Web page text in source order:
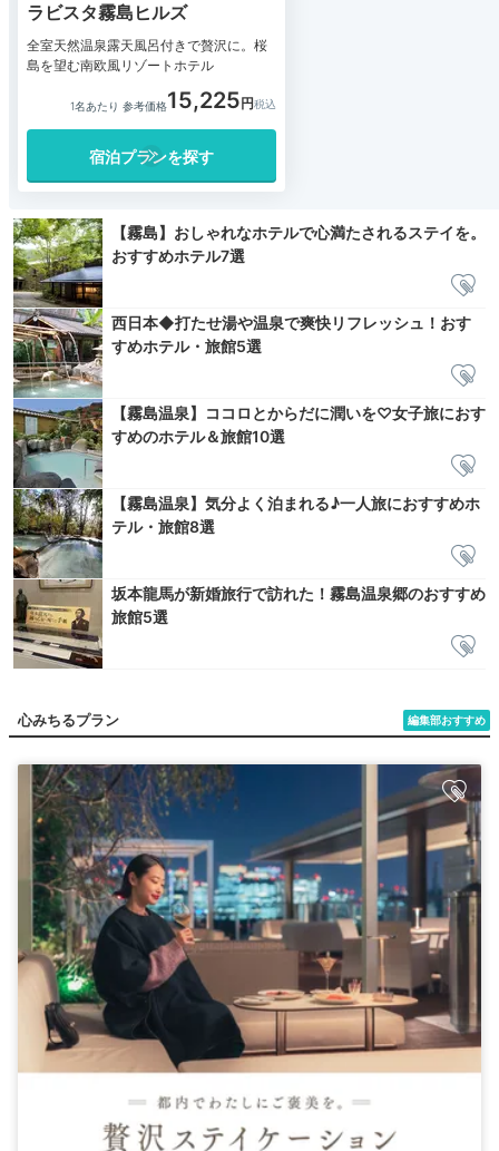
ラビスタ霧島ヒルズ
全室天然温泉露天風呂付きで贅沢に。桜
島を望む南欧風リゾートホテル
1名あたり 参考価格15,225
宿泊プランを探す
【霧島】おしゃれなホテルで心満たされるステイを。
おすすめホテル7選
西日本◆打たせ湯や温泉で爽快リフレッシュ！おす
すめホテル・旅館5選
【霧島温泉】ココロとからだに潤いを♡女子旅におす
すめのホテル＆旅館10選
【霧島温泉】気分よく泊まれる♪一人旅におすすめホ
テル・旅館8選
坂本龍馬が新婚旅行で訪れた！霧島温泉郷のおすすめ
旅館5選
編集部おすすめ
心みちるプラン